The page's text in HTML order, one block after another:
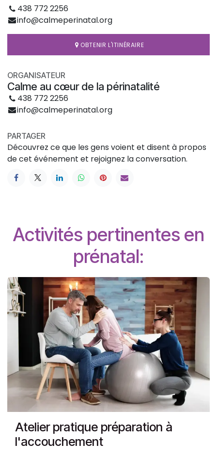
438 772 2256
info@calmeperinatal.org
OBTENIR L'ITINÉRAIRE
ORGANISATEUR
Calme au cœur de la périnatalité
438 772 2256
info@calmeperinatal.org
PARTAGER
Découvrez ce que les gens voient et disent à propos
de cet événement et rejoignez la conversation.
Activités pertinentes en
prénatal:
Atelier pratique préparation à
l'accouchement